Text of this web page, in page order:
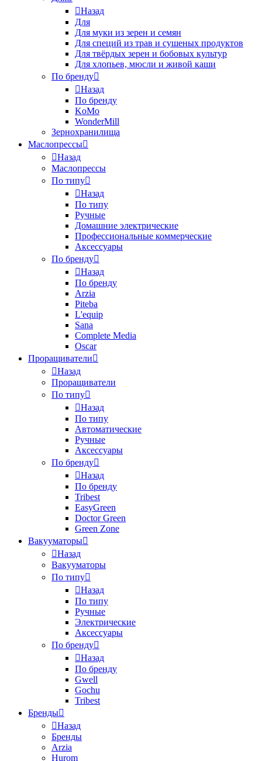
Назад
Для
Для муки из зерен и семян
Для специй из трав и сушеных продуктов
Для твёрдых зерен и бобовых культур
Для хлопьев, мюсли и живой каши
По бренду
Назад
По бренду
KoMo
WonderMill
Зернохранилища
Маслопрессы
Назад
Маслопрессы
По типу
Назад
По типу
Ручные
Домашние электрические
Профессиональные коммерческие
Аксессуары
По бренду
Назад
По бренду
Arzia
Piteba
L'equip
Sana
Complete Media
Oscar
Проращиватели
Назад
Проращиватели
По типу
Назад
По типу
Автоматические
Ручные
Аксессуары
По бренду
Назад
По бренду
Tribest
EasyGreen
Doctor Green
Green Zone
Вакууматоры
Назад
Вакууматоры
По типу
Назад
По типу
Ручные
Электрические
Аксессуары
По бренду
Назад
По бренду
Gwell
Gochu
Tribest
Бренды
Назад
Бренды
Arzia
Hurom